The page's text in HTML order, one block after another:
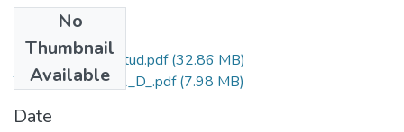
No
Thumbnail
Available
Grado de Similitud.pdf(32.86 MB)
T036_24704161_D_.pdf(7.98 MB)
Date